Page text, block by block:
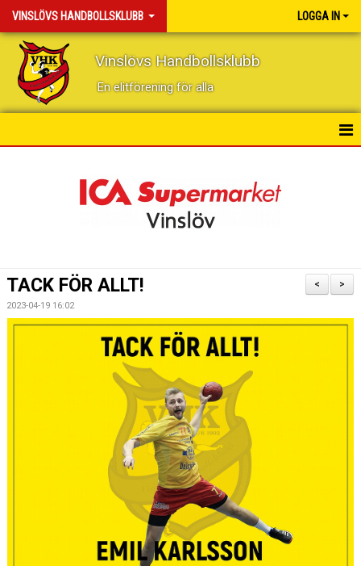
VINSLÖVS HANDBOLLSKLUBB LOGGA IN
Vinslövs Handbollsklubb
En elitförening för alla
BILDGALLERI
>
<
TACK FÖR ALLT!
2023-04-19 16:02